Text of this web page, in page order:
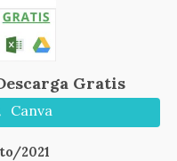
Gratis
Canva
2021